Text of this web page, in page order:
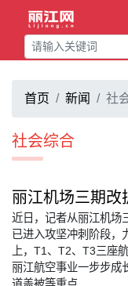
首页 新闻 社
社会综合
丽江机场三期改
近日，记者从丽江机场
已进入攻坚冲刺阶段，
上，T1、T2、T3三座
丽江航空事业一步步成